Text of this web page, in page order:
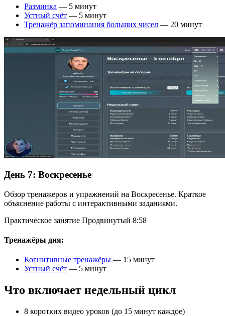
Разминка — 5 минут
Устный счёт — 5 минут
Тренажёр запоминания больших чисел — 20 минут
День 7: Воскресенье
Обзор тренажеров и упражнений на Воскресенье. Краткое
объяснение работы с интерактивными заданиями.
Практическое занятие Продвинутый 8:58
Тренажёры дня:
Когнитивные тренажёры — 15 минут
Устный счёт — 5 минут
Что включает недельный цикл
8 коротких видео уроков (до 15 минут каждое)